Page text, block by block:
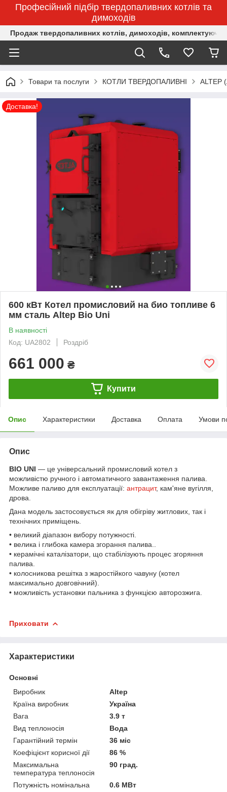
Професійний підбір твердопаливних котлів та
димоходів
Продаж твердопаливних котлів, димоходів,
Товари та послуги КОТЛИ ТВЕРДОПАЛИВНІ ALTEP
Доставка!
600 кВт Котел промисловий на био топливе 6
мм сталь Altep Bio Uni
В наявності
Код: UA2802
Роздріб
661 000 ₴
Купити
Опис Характеристики Доставка Оплата Умови
Опис
BIO UNI — це універсальний промисловий котел з
можливістю ручного і автоматичного завантаження палива.
Можливе паливо для експлуатації: антрацит, кам'яне вугілля,
дрова.
Дана модель застосовується як для обігріву житлових, так і
технічних приміщень.
• великий діапазон вибору потужності.
• велика і глибока камера згорання палива..
• керамічні каталізатори, що стабілізують процес згоряння
палива.
• колосникова решітка з жаростійкого чавуну (котел
максимально довговічний).
• можливість установки пальника з функцією авторозжига.
Приховати
Характеристики
Основні
Виробник
Altep
Країна виробник
Україна
Вага
3.9 т
Вид теплоносія
Вода
Гарантійний термін
36 міс
Коефіцієнт корисної дії
86 %
Максимальна
температура теплоносія
90 град.
Потужність номінальна
0.6 МВт